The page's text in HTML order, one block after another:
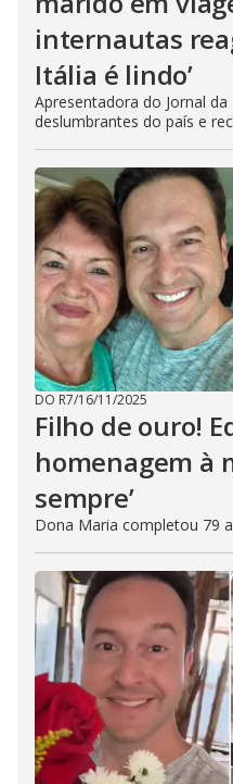
internautas
Itália é lindo’
Apresentadora do Jornal
deslumbrantes do país e
DO R7/16/11/2025
Filho de ouro!
homenagem à
sempre’
Dona Maria completou 79